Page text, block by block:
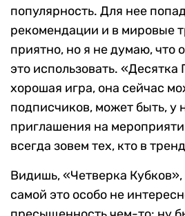
популярность. Для нее
рекомендации и в мировые
приятно, но я не думаю, что
это использовать.
хорошая игра, она сейчас
подписчиков, может быть, у
приглашения на
всегда зовем тех, кто в
Видишь, «Четверка
самой это особо не